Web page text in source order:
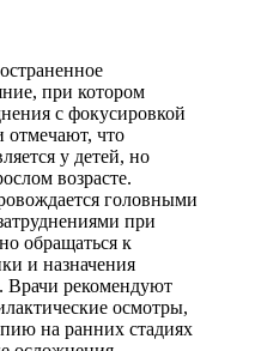
при котором
с фокусировкой
отмечают, что
у детей, но
возрасте.
головными
при
обращаться к
и назначения
Врачи рекомендуют
осмотры,
на ранних стадиях